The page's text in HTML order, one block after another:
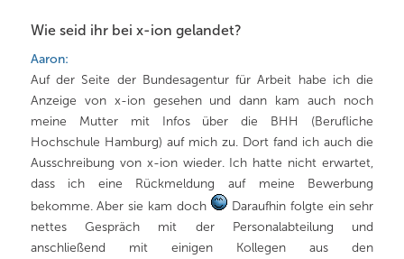
Wie seid ihr bei x-ion gelandet?
Aaron:
Auf der Seite der Bundesagentur für Arbeit habe ich die
Anzeige von x-ion gesehen und dann kam auch noch
meine Mutter mit Infos über die BHH (Berufliche
Hochschule Hamburg) auf mich zu. Dort fand ich auch die
Ausschreibung von x-ion wieder. Ich hatte nicht erwartet,
dass ich eine Rückmeldung auf meine Bewerbung
bekomme. Aber sie kam doch
Daraufhin folgte ein sehr
nettes Gespräch mit der Personalabteilung und
anschließend mit einigen Kollegen aus den